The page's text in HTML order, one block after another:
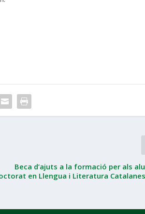
Beca d’ajuts a la formació per als
en Llengua i Literatura